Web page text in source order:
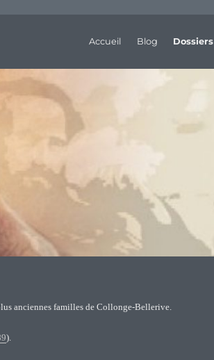
Accueil Blog Dossiers
anciennes familles de Collonge-Bellerive.
).